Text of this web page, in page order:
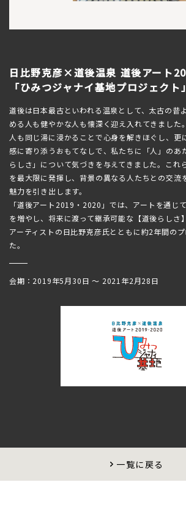
日比野克彦×道後温泉 道後アート
「ひみつジャナイ基地プロジェクト」
道後は日本最古といわれる温泉として、太古の昔
める人も健やかな人も懐深く迎え入れてきました
人も同じ湯に浸かることで心身を解きほぐし、更
感に寄り添うおもてなしで、私たちに「人」のあ
らしさ」について気づきを与えてきました。これ
を最大限に発揮し、背景の異なる人たちとの交流
魅力を引き出します。
「道後アート2019・2020」では、アートを通じ
を増やし、将来に渡って継承可能な【道後らしさ
アーティストの日比野克彦氏とともに約2年間の
た。
会期：2019年5月30日 〜 2021年2月28日
一覧に戻る